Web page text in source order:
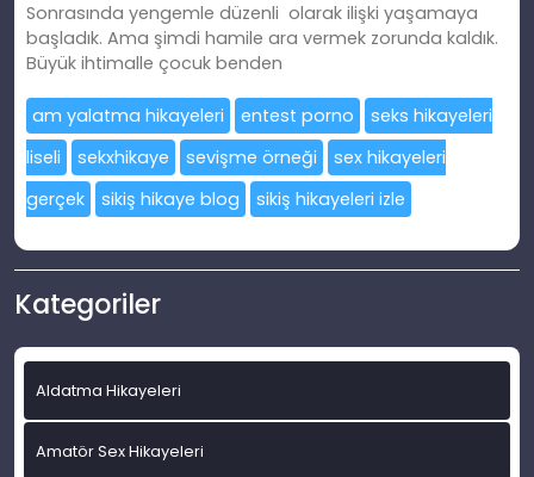
Sonrasında yengemle düzenli olarak ilişki yaşamaya
başladık. Ama şimdi hamile ara vermek zorunda kaldık.
Büyük ihtimalle çocuk benden
am yalatma hikayeleri entest porno
seks hikayeleri
liseli
sekxhikaye sevişme örneği
sex hikayeleri
gerçek
sikiş hikaye blog sikiş hikayeleri izle
Kategoriler
Aldatma Hikayeleri
Amatör Sex Hikayeleri